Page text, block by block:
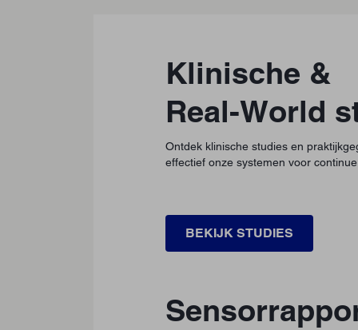
Klinische &
Real-World
Ontdek klinische studies en
effectief onze systemen voor
BEKIJK STUDIES